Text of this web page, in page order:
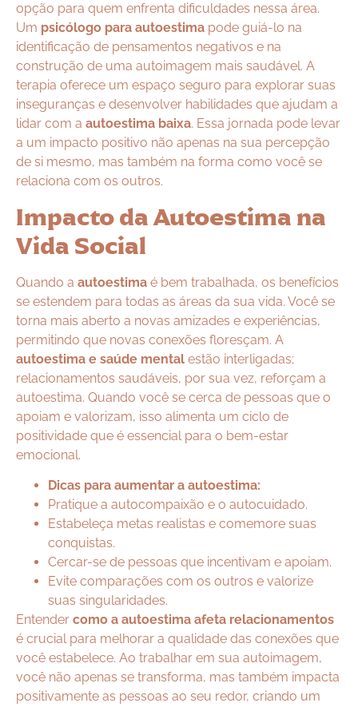
opção para quem enfrenta dificuldades nessa área.
Um psicólogo para autoestima pode guiá-lo na
identificação de pensamentos negativos e na
construção de uma autoimagem mais saudável. A
terapia oferece um espaço seguro para explorar suas
inseguranças e desenvolver habilidades que ajudam a
lidar com a autoestima baixa. Essa jornada pode levar
a um impacto positivo não apenas na sua percepção
de si mesmo, mas também na forma como você se
relaciona com os outros.
Impacto da Autoestima na
Vida Social
Quando a autoestima é bem trabalhada, os benefícios
se estendem para todas as áreas da sua vida. Você se
torna mais aberto a novas amizades e experiências,
permitindo que novas conexões floresçam. A
autoestima e saúde mental estão interligadas;
relacionamentos saudáveis, por sua vez, reforçam a
autoestima. Quando você se cerca de pessoas que o
apoiam e valorizam, isso alimenta um ciclo de
positividade que é essencial para o bem-estar
emocional.
Dicas para aumentar a autoestima:
Pratique a autocompaixão e o autocuidado.
Estabeleça metas realistas e comemore suas
conquistas.
Cercar-se de pessoas que incentivam e apoiam.
Evite comparações com os outros e valorize
suas singularidades.
Entender como a autoestima afeta relacionamentos
é crucial para melhorar a qualidade das conexões que
você estabelece. Ao trabalhar em sua autoimagem,
você não apenas se transforma, mas também impacta
positivamente as pessoas ao seu redor, criando um